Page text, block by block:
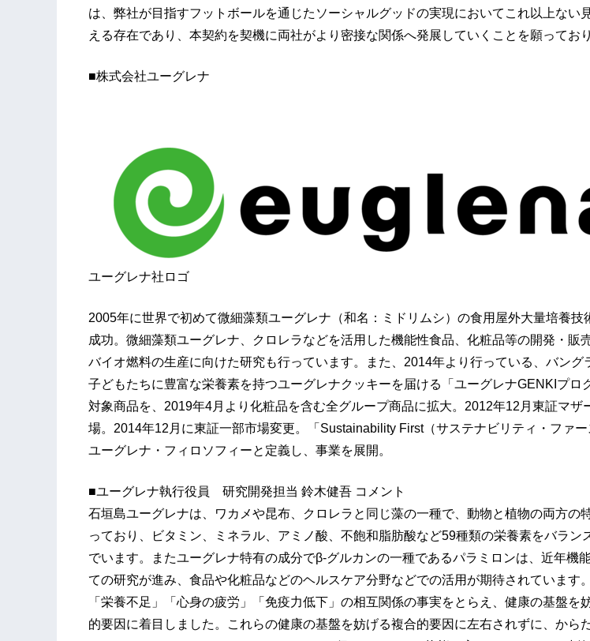
は、弊社が目指すフットボールを通じたソーシャルグッドの実現においてこれ以上ない
える存在であり、本契約を契機に両社がより密接な関係へ発展していくことを願っており
■株式会社ユーグレナ
ユーグレナ社ロゴ
2005年に世界で初めて微細藻類ユーグレナ（和名：ミドリムシ）の食用屋外大量培養技
成功。微細藻類ユーグレナ、クロレラなどを活用した機能性食品、化粧品等の開発・販
バイオ燃料の生産に向けた研究も行っています。また、2014年より行っている、バング
子どもたちに豊富な栄養素を持つユーグレナクッキーを届ける「ユーグレナGENKIプロ
対象商品を、2019年4月より化粧品を含む全グループ商品に拡大。2012年12月東証マザ
場。2014年12月に東証一部市場変更。「Sustainability First（サステナビリティ・ファ
ユーグレナ・フィロソフィーと定義し、事業を展開。
■ユーグレナ執行役員 研究開発担当 鈴木健吾 コメント
石垣島ユーグレナは、ワカメや昆布、クロレラと同じ藻の一種で、動物と植物の両方の
っており、ビタミン、ミネラル、アミノ酸、不飽和脂肪酸など59種類の栄養素をバラン
でいます。またユーグレナ特有の成分でβ-グルカンの一種であるパラミロンは、近年機
ての研究が進み、食品や化粧品などのヘルスケア分野などでの活用が期待されています
「栄養不足」「心身の疲労」「免疫力低下」の相互関係の事実をとらえ、健康の基盤を
的要因に着目しました。これらの健康の基盤を妨げる複合的要因に左右されずに、から